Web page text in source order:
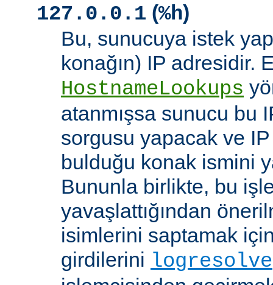
127.0.0.1 (%h)
Bu, sunucuya istek
konağın) IP adresidir.
HostnameLookups
atanmışsa sunucu bu
sorgusu yapacak ve
bulduğu konak ismini
Bununla birlikte, bu
yavaşlattığından
isimlerini saptamak
girdilerini logresolve